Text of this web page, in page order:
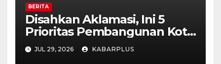
BERITA
Disahkan Aklamasi, Ini 5
Prioritas Pembangunan Kota
Madiun dalam KUA-PPAS
APBD 2027
JUL 29, 2026 KABARPLUS